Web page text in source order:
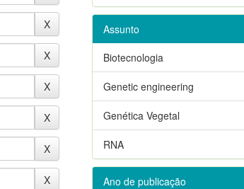
Assunto
Biotecnologia
Genetic engineering
Genética Vegetal
RNA
Ano de publicação